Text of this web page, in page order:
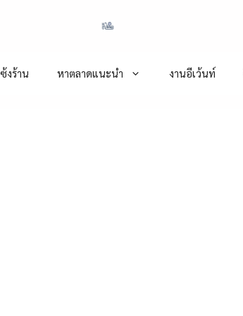
งร้าน หาตลาดแนะนำ งานอีเว้นท์